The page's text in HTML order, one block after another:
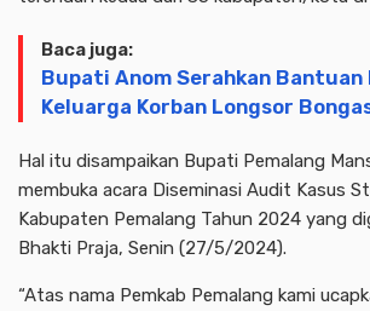
Baca juga:
Bupati Anom Serahkan Bantuan
Keluarga Korban Longsor
Hal itu disampaikan Bupati Pemalang
membuka acara Diseminasi Audit Kasus
Kabupaten Pemalang Tahun 2024 yang
Bhakti Praja, Senin (27/5/2024).
“Atas nama Pemkab Pemalang kami